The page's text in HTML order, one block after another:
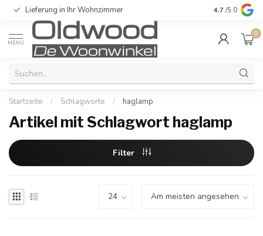
Lieferung in Ihr Wohnzimmer Qualität und
4.7 /5.0
MENU
0
Startseite / Schlagworte / haglamp
Artikel mit Schlagwort haglamp
Filter